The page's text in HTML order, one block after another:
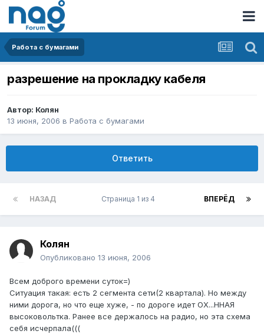
Работа с бумагами
разрешение на прокладку кабеля
Автор: Колян
13 июня, 2006 в Работа с бумагами
Ответить
НАЗАД ВПЕРЁД
Страница 1 из 4
Колян
Опубликовано 13 июня, 2006
Всем доброго времени суток=)
Ситуация такая: есть 2 сегмента сети(2 квартала). Но между
ними дорога, но что еще хуже, - по дороге идет ОХ...ННАЯ
высоковольтка. Ранее все держалось на радио, но эта схема
себя исчерпала(((